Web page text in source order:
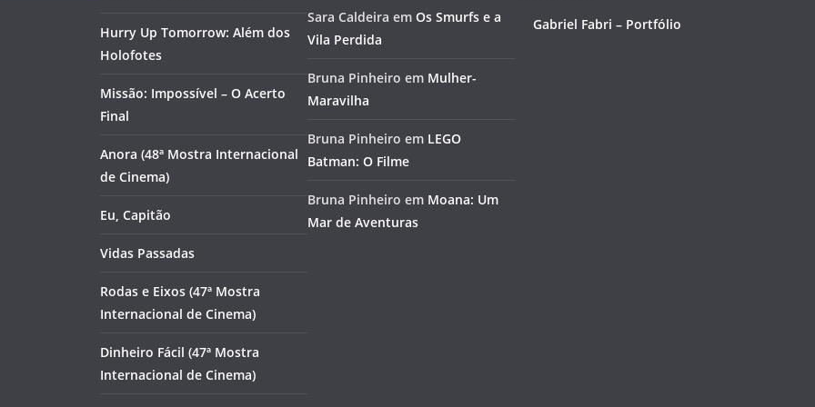
Hurry Up Tomorrow: Além dos
Holofotes
Missão: Impossível – O Acerto
Final
Anora (48ª Mostra Internacional
de Cinema)
Eu, Capitão
Vidas Passadas
Rodas e Eixos (47ª Mostra
Internacional de Cinema)
Dinheiro Fácil (47ª Mostra
Internacional de Cinema)
Sara Caldeira em Os Smurfs e a
Vila Perdida
Bruna Pinheiro em Mulher-
Maravilha
Bruna Pinheiro em LEGO
Batman: O Filme
Bruna Pinheiro em Moana: Um
Mar de Aventuras
Gabriel Fabri – Portfólio